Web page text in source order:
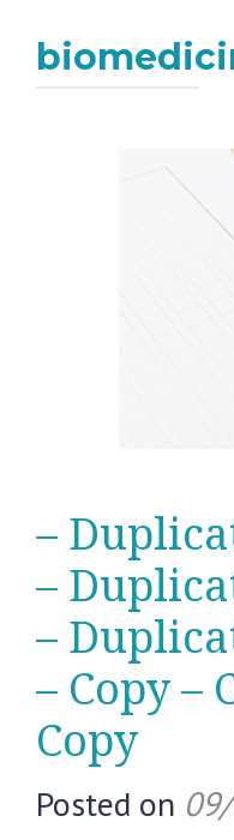
–
–
–
– Copy –
Copy
Posted on